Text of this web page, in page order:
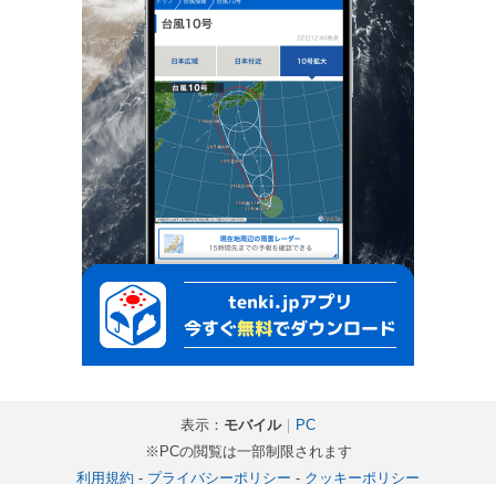
表示： モバイル｜ PC
※PCの閲覧は一部制限されます
利用規約 - プライバシーポリシー - クッキーポリシー